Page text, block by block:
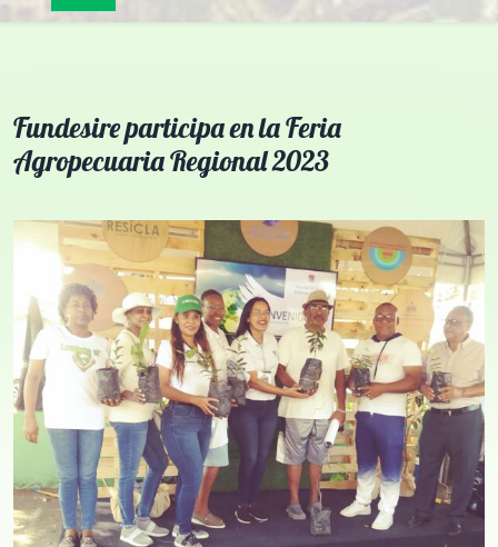
Fundesire participa en la Feria
Agropecuaria Regional 2023